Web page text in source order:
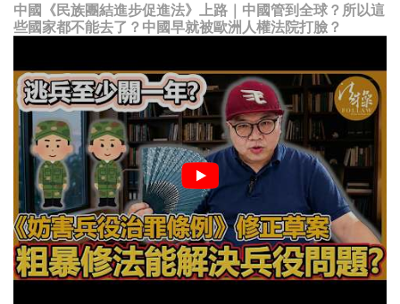
中國《民族團結進步促進法》上路｜中國管到全球？所以這
些國家都不能去了？中國早就被歐洲人權法院打臉？